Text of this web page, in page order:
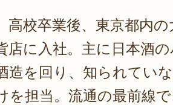
高校卒業後、東京都内
店に入社。主に日本酒
造を回り、知られてい
を担当。流通の最前線